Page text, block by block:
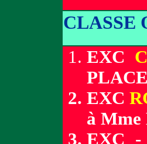
CLASSE
EXC
EXC
à
EXC -